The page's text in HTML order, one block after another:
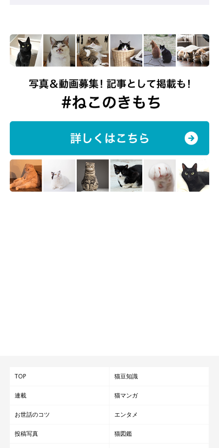
TOP 猫豆知識
連載 猫マンガ
お世話のコツ エンタメ
投稿写真 猫図鑑